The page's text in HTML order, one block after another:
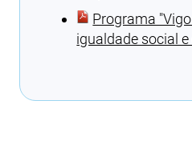
Programa
igualdade social e